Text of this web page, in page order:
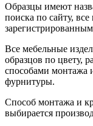
Образцы имеют
поиска по сайту,
Все мебельные
образцов по цвету,
способами монтажа
фурнитуры.
Способ монтажа и
выбирается